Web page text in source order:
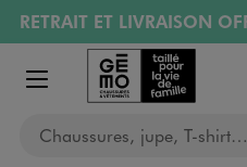
Aller au contenu principal
Aller à la navigation
RETRAIT ET LIVRAISON
Retours OFFERTSpendant
PAYEZ EN 3x SANS FRAIS
RÉSERVATION GRATUITE
Afficher le menu
Chaussures, jupe, T-shirt…